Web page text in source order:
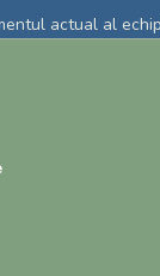
actual al
luna